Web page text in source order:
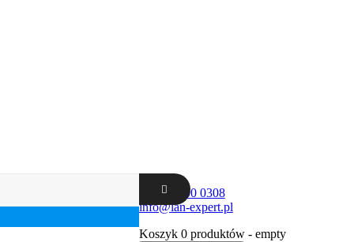
+48 62 300 0308
info@lan-expert.pl
Koszyk 0 produktów - empty